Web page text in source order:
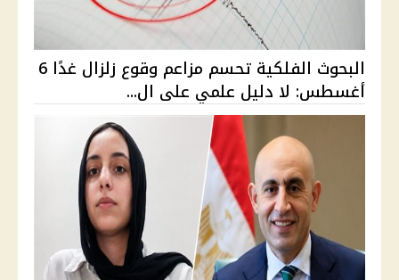
البحوث الفلكية تحسم مزاعم وقوع زلزال غدًا 6
أغسطس: لا دليل علمي على ال...